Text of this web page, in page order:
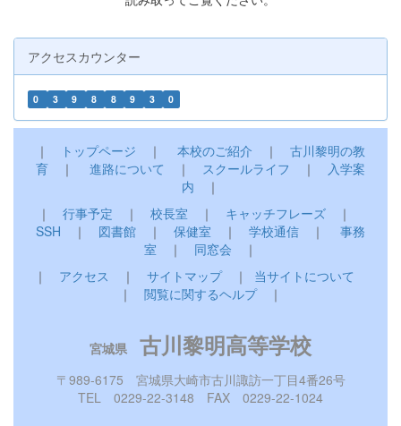
アクセスカウンター
0 3 9 8 8 9 3 0
｜ トップページ ｜ 本校のご紹介 ｜ 古川黎明の教
育 ｜ 進路について ｜ スクールライフ ｜
入学案
内 ｜
｜ 行事予定 ｜ 校長室 ｜ キャッチフレーズ ｜
SSH ｜ 図書館 ｜ 保健室 ｜ 学校通信 ｜ 事務
室 ｜ 同窓会 ｜
｜ アクセス ｜ サイトマップ｜ 当サイトについて
｜ 閲覧に関するヘルプ｜
宮城県 古川黎明高等学校
〒989-6175 宮城県大崎市古川諏訪一丁目4番26号
TEL 0229-22-3148 FAX 0229-22-1024